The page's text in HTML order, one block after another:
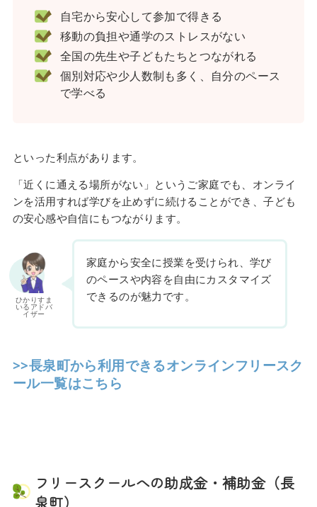
自宅から安心して参加で得きる
移動の負担や通学のストレスがない
全国の先生や子どもたちとつながれる
個別対応や少人数制も多く、自分のペース
で学べる
といった利点があります。
「近くに通える場所がない」というご家庭でも、オンライ
ンを活用すれば学びを止めずに続けることができ、子ども
の安心感や自信にもつながります。
ひかりすま
いるアドバ
イザー
家庭から安全に授業を受けられ、学び
のペースや内容を自由にカスタマイズ
できるのが魅力です。
>>長泉町から利用できるオンラインフリースク
ール一覧はこちら
フリースクールへの助成金・補助金（長
泉町）